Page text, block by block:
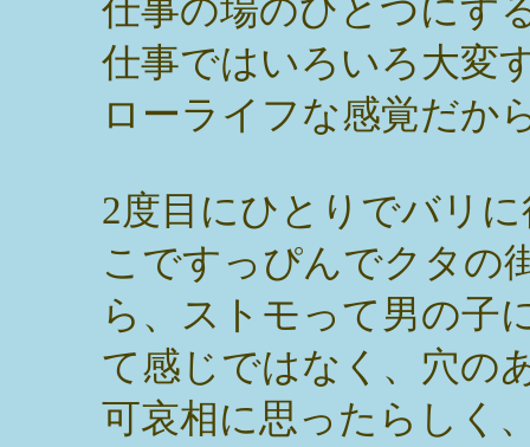
仕事の場のひとつにす
仕事ではいろいろ大変
ローライフな感覚だか
2度目にひとりでバリ
こですっぴんでクタの
ら、ストモって男の子
て感じではなく、穴の
可哀相に思ったらしく